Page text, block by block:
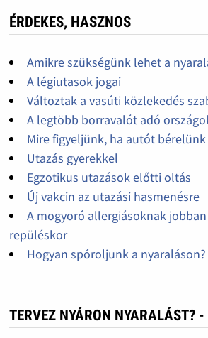
ÉRDEKES, HASZNOS
Amikre szükségünk lehet a
A légiutasok jogai
Változtak a vasúti közlekedés
A legtöbb borravalót adó
Mire figyeljünk, ha autót
Utazás gyerekkel
Egzotikus utazások előtti oltás
Új vakcin az utazási hasmenésre
A mogyoró allergiásoknak
repüléskor
Hogyan spóroljunk a nyaraláson?
TERVEZ NYÁRON NYARALÁST? -